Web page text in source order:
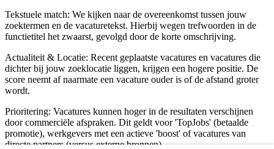
Tekstuele match: We kijken naar de overeenkomst tussen jouw
zoektermen en de vacaturetekst. Hierbij wegen trefwoorden in de
functietitel het zwaarst, gevolgd door de korte omschrijving.
Actualiteit & Locatie: Recent geplaatste vacatures en vacatures die
dichter bij jouw zoeklocatie liggen, krijgen een hogere positie. De
score neemt af naarmate een vacature ouder is of de afstand groter
wordt.
Prioritering: Vacatures kunnen hoger in de resultaten verschijnen
door commerciële afspraken. Dit geldt voor 'TopJobs' (betaalde
promotie), werkgevers met een actieve 'boost' of vacatures van
directe partners (versus externe bronnen).